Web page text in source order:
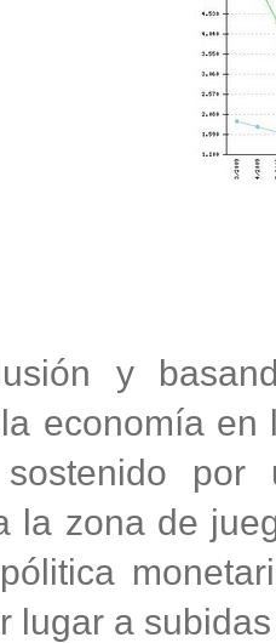
y
economía
la zona de
lugar a